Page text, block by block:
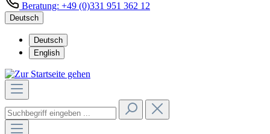
Beratung: +49 (0)331 951 362 12
Deutsch
Deutsch
English